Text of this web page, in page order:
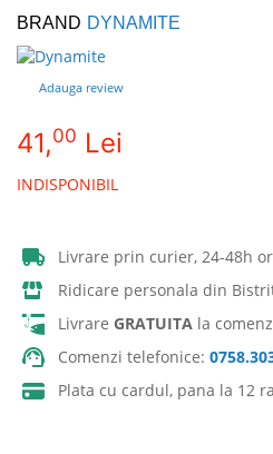
the
images
gallery
of
the
images
gallery
BRAND DYNAMITE
Adauga review
41,00 Lei
INDISPONIBIL
Livrare prin curier, 24-48h
Ridicare personala din
Livrare GRATUITA la
Comenzi telefonice:
Plata cu cardul, pana la 12